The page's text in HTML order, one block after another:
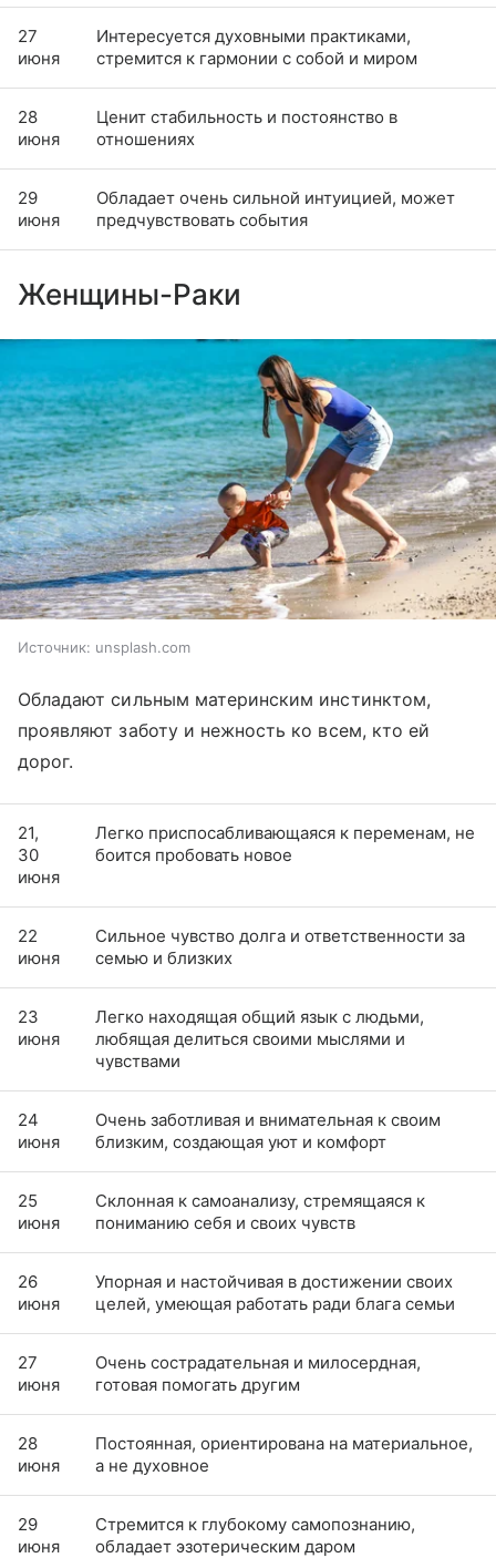
27
июня
Интересуется духовными практиками,
стремится к гармонии с собой и миром
28
июня
Ценит стабильность и постоянство в
отношениях
29
июня
Обладает очень сильной интуицией, может
предчувствовать события
Женщины-Раки
Источник: unsplash.com
Обладают сильным материнским инстинктом,
проявляют заботу и нежность ко всем, кто ей
дорог.
21,
30
июня
Легко приспосабливающаяся к переменам, не
боится пробовать новое
22
июня
Сильное чувство долга и ответственности за
семью и близких
23
июня
Легко находящая общий язык с людьми,
любящая делиться своими мыслями и
чувствами
24
июня
Очень заботливая и внимательная к своим
близким, создающая уют и комфорт
25
июня
Склонная к самоанализу, стремящаяся к
пониманию себя и своих чувств
26
июня
Упорная и настойчивая в достижении своих
целей, умеющая работать ради блага семьи
27
июня
Очень сострадательная и милосердная,
готовая помогать другим
28
июня
Постоянная, ориентирована на материальное,
а не духовное
29
июня
Стремится к глубокому самопознанию,
обладает эзотерическим даром